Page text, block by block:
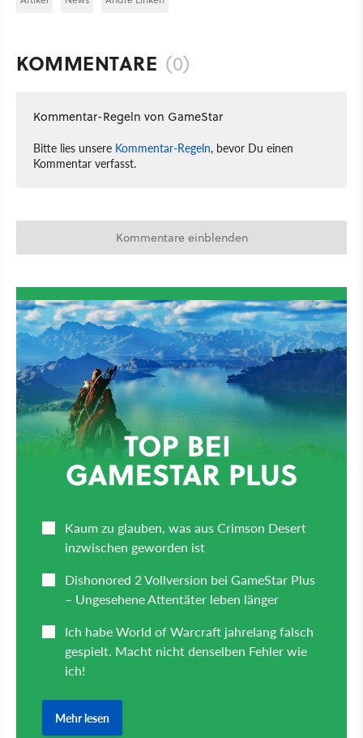
KOMMENTARE (0)
Kommentar-Regeln von GameStar
Bitte lies unsere Kommentar-Regeln, bevor Du einen
Kommentar verfasst.
Kommentare einblenden